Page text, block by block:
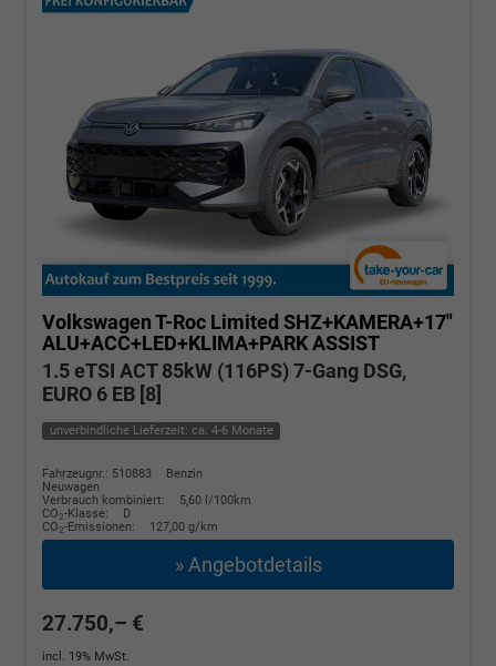
Volkswagen T-Roc Limited SHZ+KAMERA+17"
ALU+ACC+LED+KLIMA+PARK ASSIST
1.5 eTSI ACT 85kW (116PS) 7-Gang DSG,
EURO 6 EB [8]
unverbindliche Lieferzeit: ca. 4-6 Monate
Fahrzeugnr.: 510883
Benzin
Neuwagen
Verbrauch kombiniert:
5,60 l/100km
CO2-Klasse:
D
CO2-Emissionen: 127,00 g/km
» Angebotdetails
27.750,– €
incl. 19% MwSt.